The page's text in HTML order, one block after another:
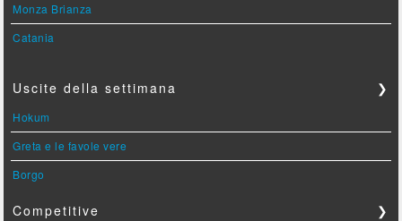
Monza Brianza
Catania
Uscite della settimana ❯
Hokum
Greta e le favole vere
Borgo
Competitive ❯